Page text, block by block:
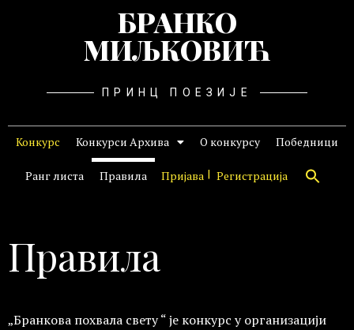
БРАНКО
МИЉКОВИЋ
ПРИНЦ ПОЕЗИЈЕ
Конкурс Конкурси Архива О конкурсу Победници
Ранг листа Правила Пријава Регистрација
Правила
„Бранкова похвала свету “ је конкурс у организацији